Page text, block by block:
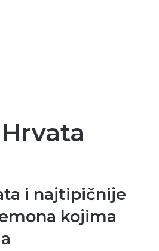
i najtipičnije
kojima